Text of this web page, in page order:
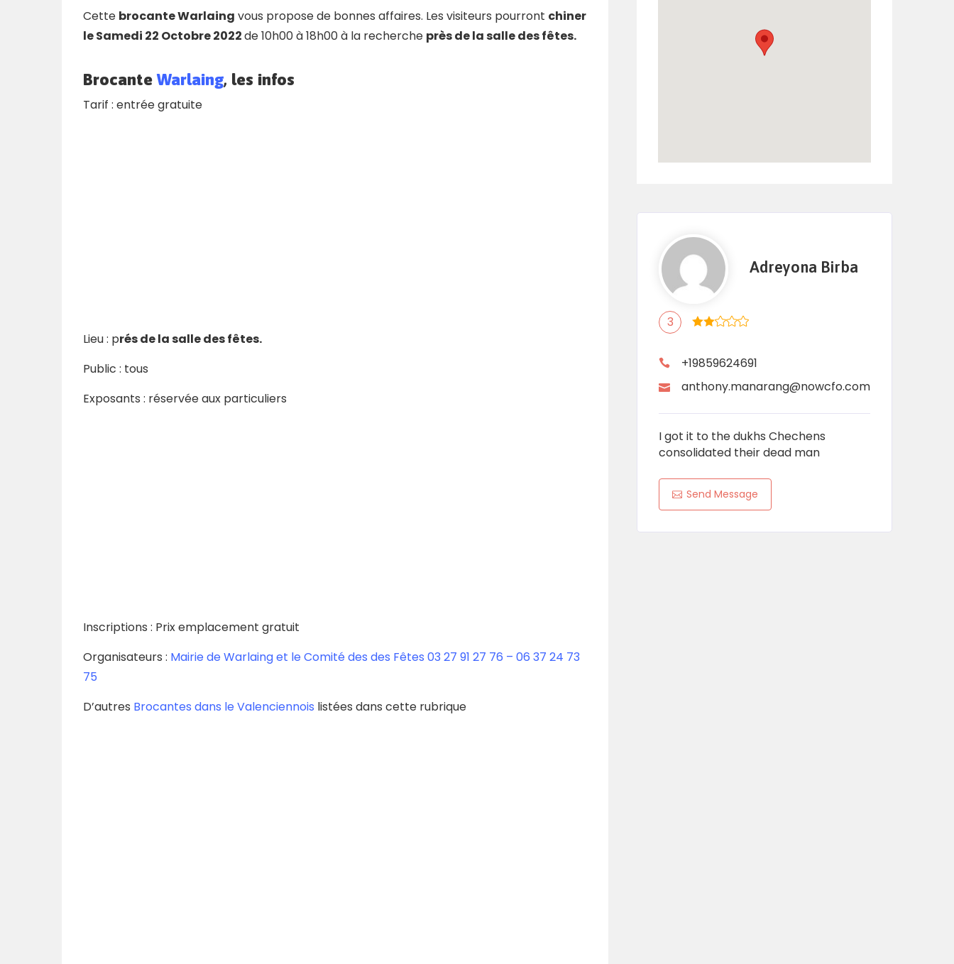
Cette brocante Warlaing vous propose de bonnes affaires. Les visiteurs pourront chiner
leSamedi 22 Octobre 2022de 10h00 à 18h00 à la recherche près de la salle des fêtes.
Brocante Warlaing, les infos
Tarif : entrée gratuite
Lieu : prés de la salle des fêtes.
Public : tous
Exposants : réservée aux particuliers
Inscriptions : Prix emplacement gratuit
Organisateurs : Mairie de Warlaing et le Comité des des Fêtes 03 27 91 27 76 – 06 37 24 73
75
D’autres Brocantes dans le Valenciennois listées dans cette rubrique
Adreyona Birba
3
+19859624691
anthony.manarang@nowcfo.com
I got it to the dukhs Chechens
consolidated their dead man
Send Message